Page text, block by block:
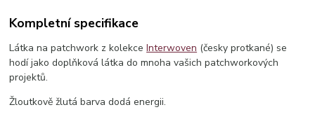
Kompletní specifikace
Látka na patchwork z kolekceInterwoven (česky protkané) se
hodí jako doplňková látka do mnoha vašich patchworkových
projektů.
Žloutkově žlutá barva dodá energii.